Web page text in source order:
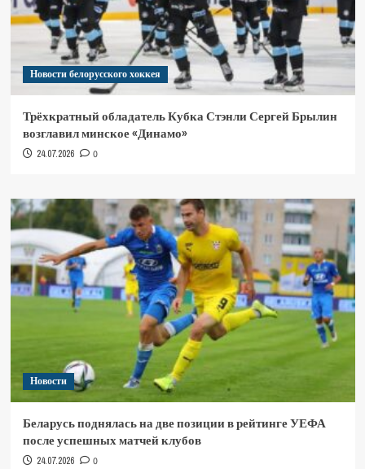
Новости белорусского хоккея
Трёхкратный обладатель Кубка Стэнли Сергей Брылин
возглавил минское «Динамо»
24.07.2026 0
Новости
Беларусь поднялась на две позиции в рейтинге УЕФА
после успешных матчей клубов
24.07.2026 0